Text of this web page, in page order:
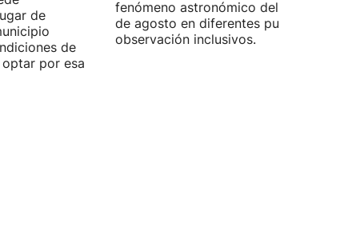
de
de
por esa
fenómeno astronómico del próximo
de agosto en diferentes puntos de
observación inclusivos.